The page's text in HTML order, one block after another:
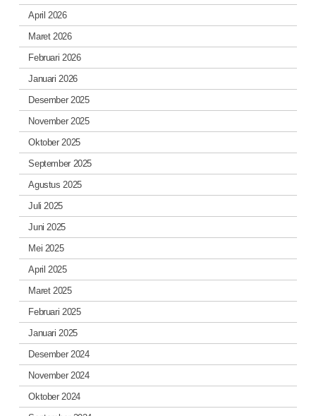
April 2026
Maret 2026
Februari 2026
Januari 2026
Desember 2025
November 2025
Oktober 2025
September 2025
Agustus 2025
Juli 2025
Juni 2025
Mei 2025
April 2025
Maret 2025
Februari 2025
Januari 2025
Desember 2024
November 2024
Oktober 2024